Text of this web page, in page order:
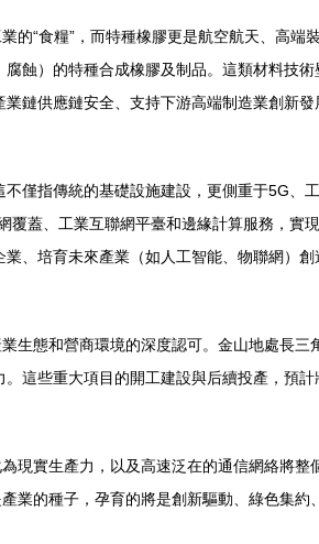
的“食糧”，而特種橡膠更是航空航天、高
蝕）的特種合成橡膠及制品。這類材料技
鏈供應鏈安全、支持下游高端制造業創新
僅指傳統的基礎設施建設，更側重于5G、
蓋、工業互聯網平臺和邊緣計算服務，實
、培育未來產業（如人工智能、物聯網）
生態和營商環境的深度認可。金山地處長
這些重大項目的開工建設與后續投產，預
現實生產力，以及高速泛在的通信網絡將
的種子，孕育的將是創新驅動、綠色集約